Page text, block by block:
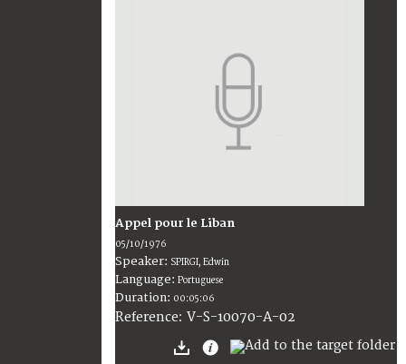
Appel pour le Liban
05/10/1976
Speaker: SPIRGI, Edwin
Language: Portuguese
Duration: 00:05:06
Reference: V-S-10070-A-02